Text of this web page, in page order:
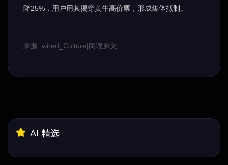
降25%，用户用其揭穿黄牛高价票，形成集体抵制。
来源: wired_Culture|阅读原文
AI 精选